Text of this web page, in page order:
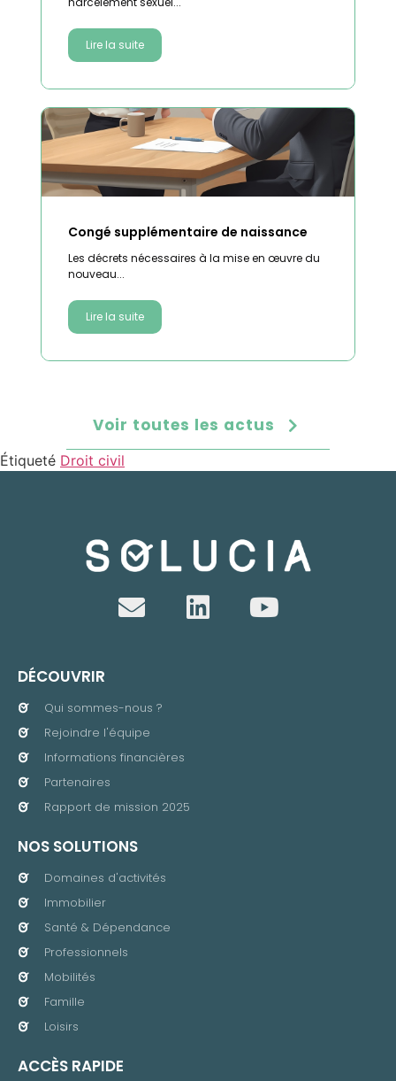
Lire la suite
Congé supplémentaire de naissance
Les décrets nécessaires à la mise en œuvre du
nouveau...
Lire la suite
Voir toutes les actus
Étiqueté Droit civil
DÉCOUVRIR
Qui sommes-nous ?
Rejoindre l'équipe
Informations financières
Partenaires
Rapport de mission 2025
NOS SOLUTIONS
Domaines d'activités
Immobilier
Santé & Dépendance
Professionnels
Mobilités
Famille
Loisirs
ACCÈS RAPIDE